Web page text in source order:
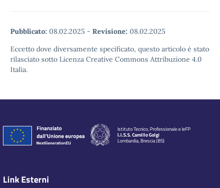
Pubblicato: 08.02.2025 - Revisione: 08.02.2025
Eccetto dove diversamente specificato, questo articolo è stato
rilasciato sotto Licenza Creative Commons Attribuzione 4.0
Italia.
Istituto Tecnico, Professionale e IeFP
I.I.S.S. Camillo Golgi
Lombardia, Brescia (BS)
Link Esterni